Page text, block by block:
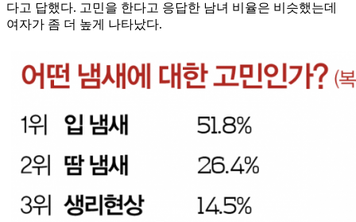
다고 답했다. 고민을 한다고 응답한 남녀 비율은 비슷했는데
여자가 좀 더 높게 나타났다.